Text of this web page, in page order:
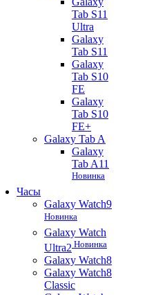
Tab S11
Ultra
Galaxy
Tab S11
Galaxy
Tab S10
FE
Galaxy
Tab S10
FE+
Galaxy Tab A
Galaxy
Tab A11
Новинка
Часы
Galaxy Watch9
Новинка
Galaxy Watch
Ultra2 Новинка
Galaxy Watch8
Galaxy Watch8
Classic